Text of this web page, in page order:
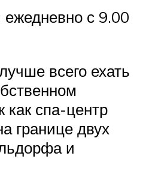
с 9.00
всего ехать
как спа-центр
границе двух
и